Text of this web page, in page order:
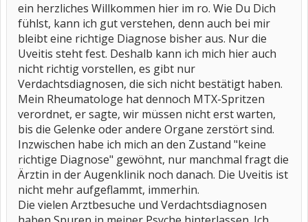
ein herzliches Willkommen hier im ro. Wie Du Dich
fühlst, kann ich gut verstehen, denn auch bei mir
bleibt eine richtige Diagnose bisher aus. Nur die
Uveitis steht fest. Deshalb kann ich mich hier auch
nicht richtig vorstellen, es gibt nur
Verdachtsdiagnosen, die sich nicht bestätigt haben.
Mein Rheumatologe hat dennoch MTX-Spritzen
verordnet, er sagte, wir müssen nicht erst warten,
bis die Gelenke oder andere Organe zerstört sind.
Inzwischen habe ich mich an den Zustand "keine
richtige Diagnose" gewöhnt, nur manchmal fragt die
Ärztin in der Augenklinik noch danach. Die Uveitis ist
nicht mehr aufgeflammt, immerhin.
Die vielen Arztbesuche und Verdachtsdiagnosen